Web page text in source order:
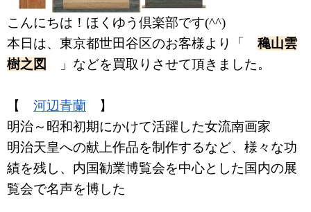
こんにちは！ほくゆう倶楽部です(^^)
本日は、東京都世田谷区のお客様より「 穐山雲
樹之図
」などを買取りさせて頂きました。
【 河辺青蘭 】
明治～昭和初期にかけて活躍した女流南画家
明治天皇への献上作品を制作するなど、様々な功
績を残し、内国勧業博覧会を中心とした国内の展
覧会で名声を博した